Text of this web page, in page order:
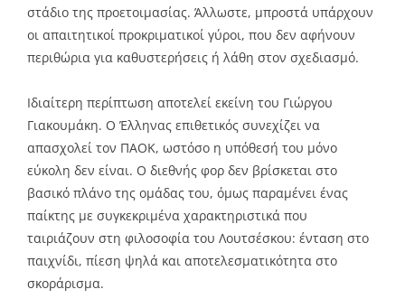
στάδιο της προετοιμασίας. Άλλωστε, μπροστά υπάρχουν
οι απαιτητικοί προκριματικοί γύροι, που δεν αφήνουν
περιθώρια για καθυστερήσεις ή λάθη στον σχεδιασμό.
Ιδιαίτερη περίπτωση αποτελεί εκείνη του Γιώργου
Γιακουμάκη. Ο Έλληνας επιθετικός συνεχίζει να
απασχολεί τον ΠΑΟΚ, ωστόσο η υπόθεσή του μόνο
εύκολη δεν είναι. Ο διεθνής φορ δεν βρίσκεται στο
βασικό πλάνο της ομάδας του, όμως παραμένει ένας
παίκτης με συγκεκριμένα χαρακτηριστικά που
ταιριάζουν στη φιλοσοφία του Λουτσέσκου: ένταση στο
παιχνίδι, πίεση ψηλά και αποτελεσματικότητα στο
σκοράρισμα.